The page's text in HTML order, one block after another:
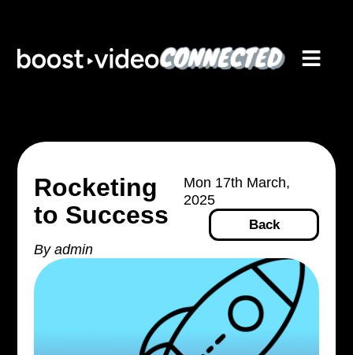
Rocketing
to Success
Mon 17th March,
2025
Back
Byadmin